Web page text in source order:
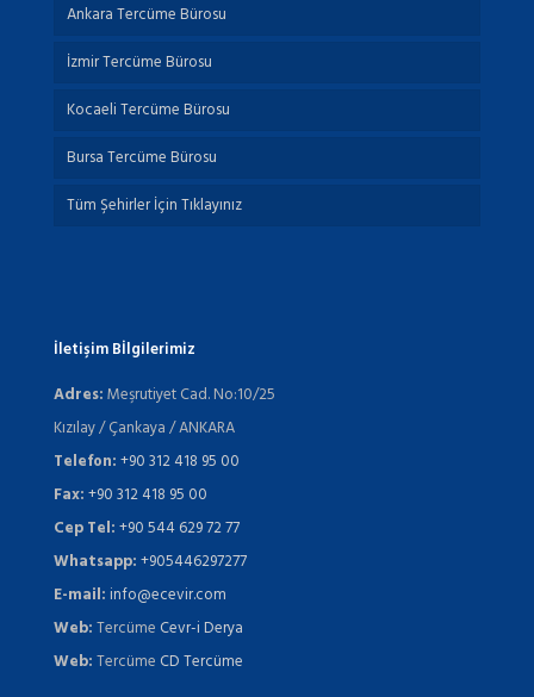
Ankara Tercüme Bürosu
İzmir Tercüme Bürosu
Kocaeli Tercüme Bürosu
Bursa Tercüme Bürosu
Tüm Şehirler İçin Tıklayınız
İletişim Bİlgilerimiz
Adres:Meşrutiyet Cad. No:10/25
Kızılay / Çankaya / ANKARA
Telefon:+90 312 418 95 00
Fax:+90 312 418 95 00
Cep Tel:+90 544 629 72 77
Whatsapp:+905446297277
E-mail:info@ecevir.com
Web:Tercüme Cevr-i Derya
Web:Tercüme CD Tercüme